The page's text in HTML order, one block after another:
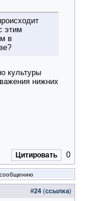
этим
в
культуры
нижних
Цитировать 0
#24 (ссылка)